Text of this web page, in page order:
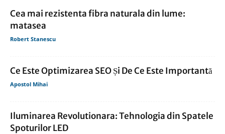
Cea mai rezistenta fibra naturala din lume:
matasea
Robert Stanescu
Ce Este Optimizarea SEO Și De Ce Este Importantă
Apostol Mihai
Iluminarea Revolutionara: Tehnologia din Spatele
Spoturilor LED